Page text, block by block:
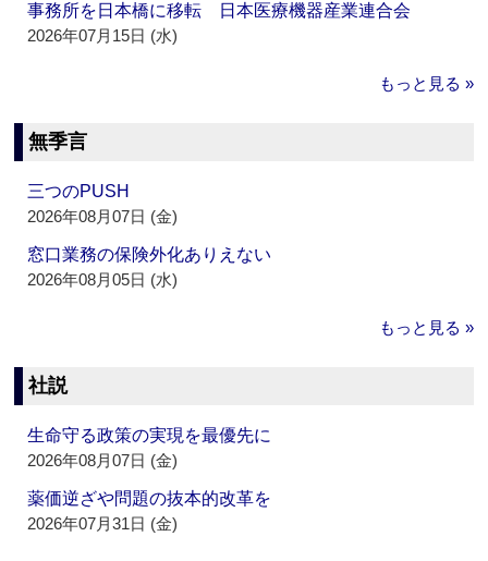
事務所を日本橋に移転 日本医療機器産業連合会
2026年07月15日 (水)
もっと見る »
無季言
三つのPUSH
2026年08月07日 (金)
窓口業務の保険外化ありえない
2026年08月05日 (水)
もっと見る »
社説
生命守る政策の実現を最優先に
2026年08月07日 (金)
薬価逆ざや問題の抜本的改革を
2026年07月31日 (金)